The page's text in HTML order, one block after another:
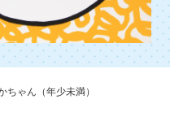
ちゃん（年少未満）